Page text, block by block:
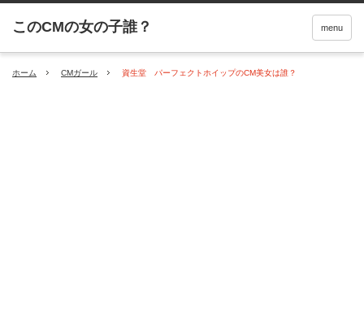
menu
ホーム CMガール 資生堂 パーフェクトホイップのCM美女は誰？